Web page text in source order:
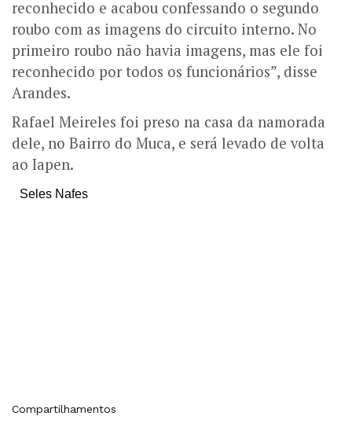
reconhecido e acabou confessando o segundo
roubo com as imagens do circuito interno. No
primeiro roubo não havia imagens, mas ele foi
reconhecido por todos os funcionários”, disse
Arandes.
Rafael Meireles foi preso na casa da namorada
dele, no Bairro do Muca, e será levado de volta
ao Iapen.
Seles Nafes
Compartilhamentos